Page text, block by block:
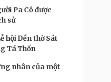
Pa Cô được
sử
hội Đền thờ Sát
Tá Thốn
nhân của một